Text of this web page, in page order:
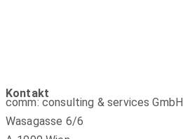
Kontakt
comm: consulting & services GmbH
Wasagasse 6/6